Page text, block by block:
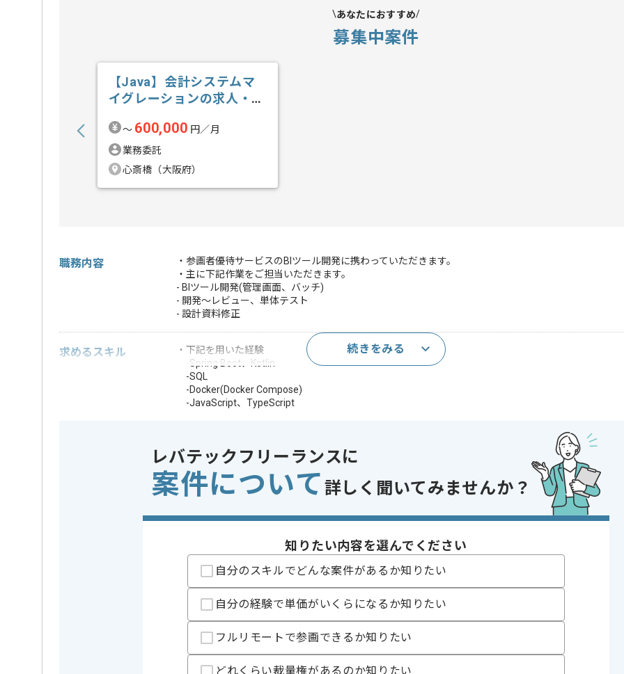
あなたにおすすめ
募集中案件
【Java】会計システムマ
イグレーションの求人・案
〜 600,000 円／月
業務委託
心斎橋（大阪府）
職務内容
・参画者優待サービスのBIツール開発に携わっていただきます。
・主に下記作業をご担当いただきます。
- BIツール開発(管理画面、バッチ)
- 開発～レビュー、単体テスト
- 設計資料修正
求めるスキル
・下記を用いた経験
-Spring Boot、Kotlin
-SQL
-Docker(Docker Compose)
-JavaScript、TypeScript
・下記の経験
-Kotlin
-Gradle
・BIツール開発経験
・AWS(Amazon Redshift)に関する知識、または他クラウド経験や資格取得経験(CLF、
※上記に似た経験やスキルをお持ちであれば申し込み可能なケースもございます！まずはお気軽にご相談ください！
フレームワーク
クラウド
AWS
開発ツール
Docker , Git , Redshift
精算条件
有
続きをみる
レバテックフリーランスに
案件について 詳しく聞いてみませんか？
知りたい内容を選んでください
自分のスキルでどんな案件があるか知りたい
自分の経験で単価がいくらになるか知りたい
フルリモートで参画できるか知りたい
どれくらい裁量権があるのか知りたい